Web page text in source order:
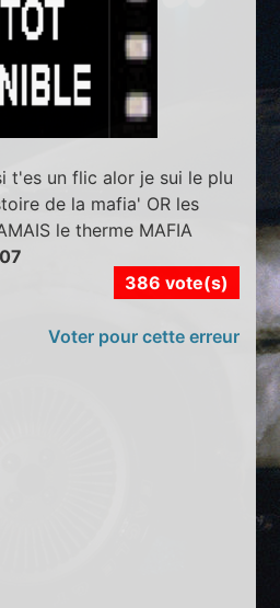
t'es un flic alor je sui le plu
de la mafia' OR les
le therme MAFIA
386 vote(s)
Voter pour cette erreur